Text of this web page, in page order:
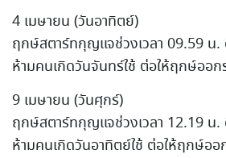
4 เมษายน (วันอาทิตย์)
ฤกษ์สตาร์ทกุญแจช่วงเวลา 09.59 น
ห้ามคนเกิดวันจันทร์ใช้ ต่อให้ฤกษ์ออก
9 เมษายน (วันศุกร์)
ฤกษ์สตาร์ทกุญแจช่วงเวลา 12.19 น
ห้ามคนเกิดวันอาทิตย์ใช้ ต่อให้ฤกษ์ออ